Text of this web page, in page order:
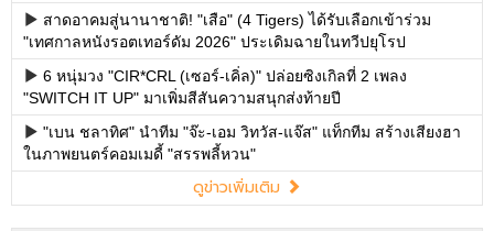
สาดอาคมสู่นานาชาติ! "เสือ" (4 Tigers) ได้รับเลือกเข้าร่วม
"เทศกาลหนังรอตเทอร์ดัม 2026" ประเดิมฉายในทวีปยุโรป
6 หนุ่มวง "CIR*CRL (เซอร์-เคิ่ล)" ปล่อยซิงเกิลที่ 2 เพลง
"SWITCH IT UP" มาเพิ่มสีสันความสนุกส่งท้ายปี
"เบน ชลาทิศ" นำทีม "จ๊ะ-เอม วิทวัส-แจ๊ส" แท็กทีม สร้างเสียงฮา
ในภาพยนตร์คอมเมดี้ "สรรพลี้หวน"
ดูข่าวเพิ่มเติม